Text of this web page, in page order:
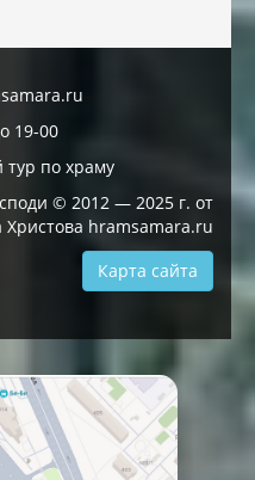
19-00
по храму
© 2012 — 2025 г. от
Христова hramsamara.ru
Карта сайта